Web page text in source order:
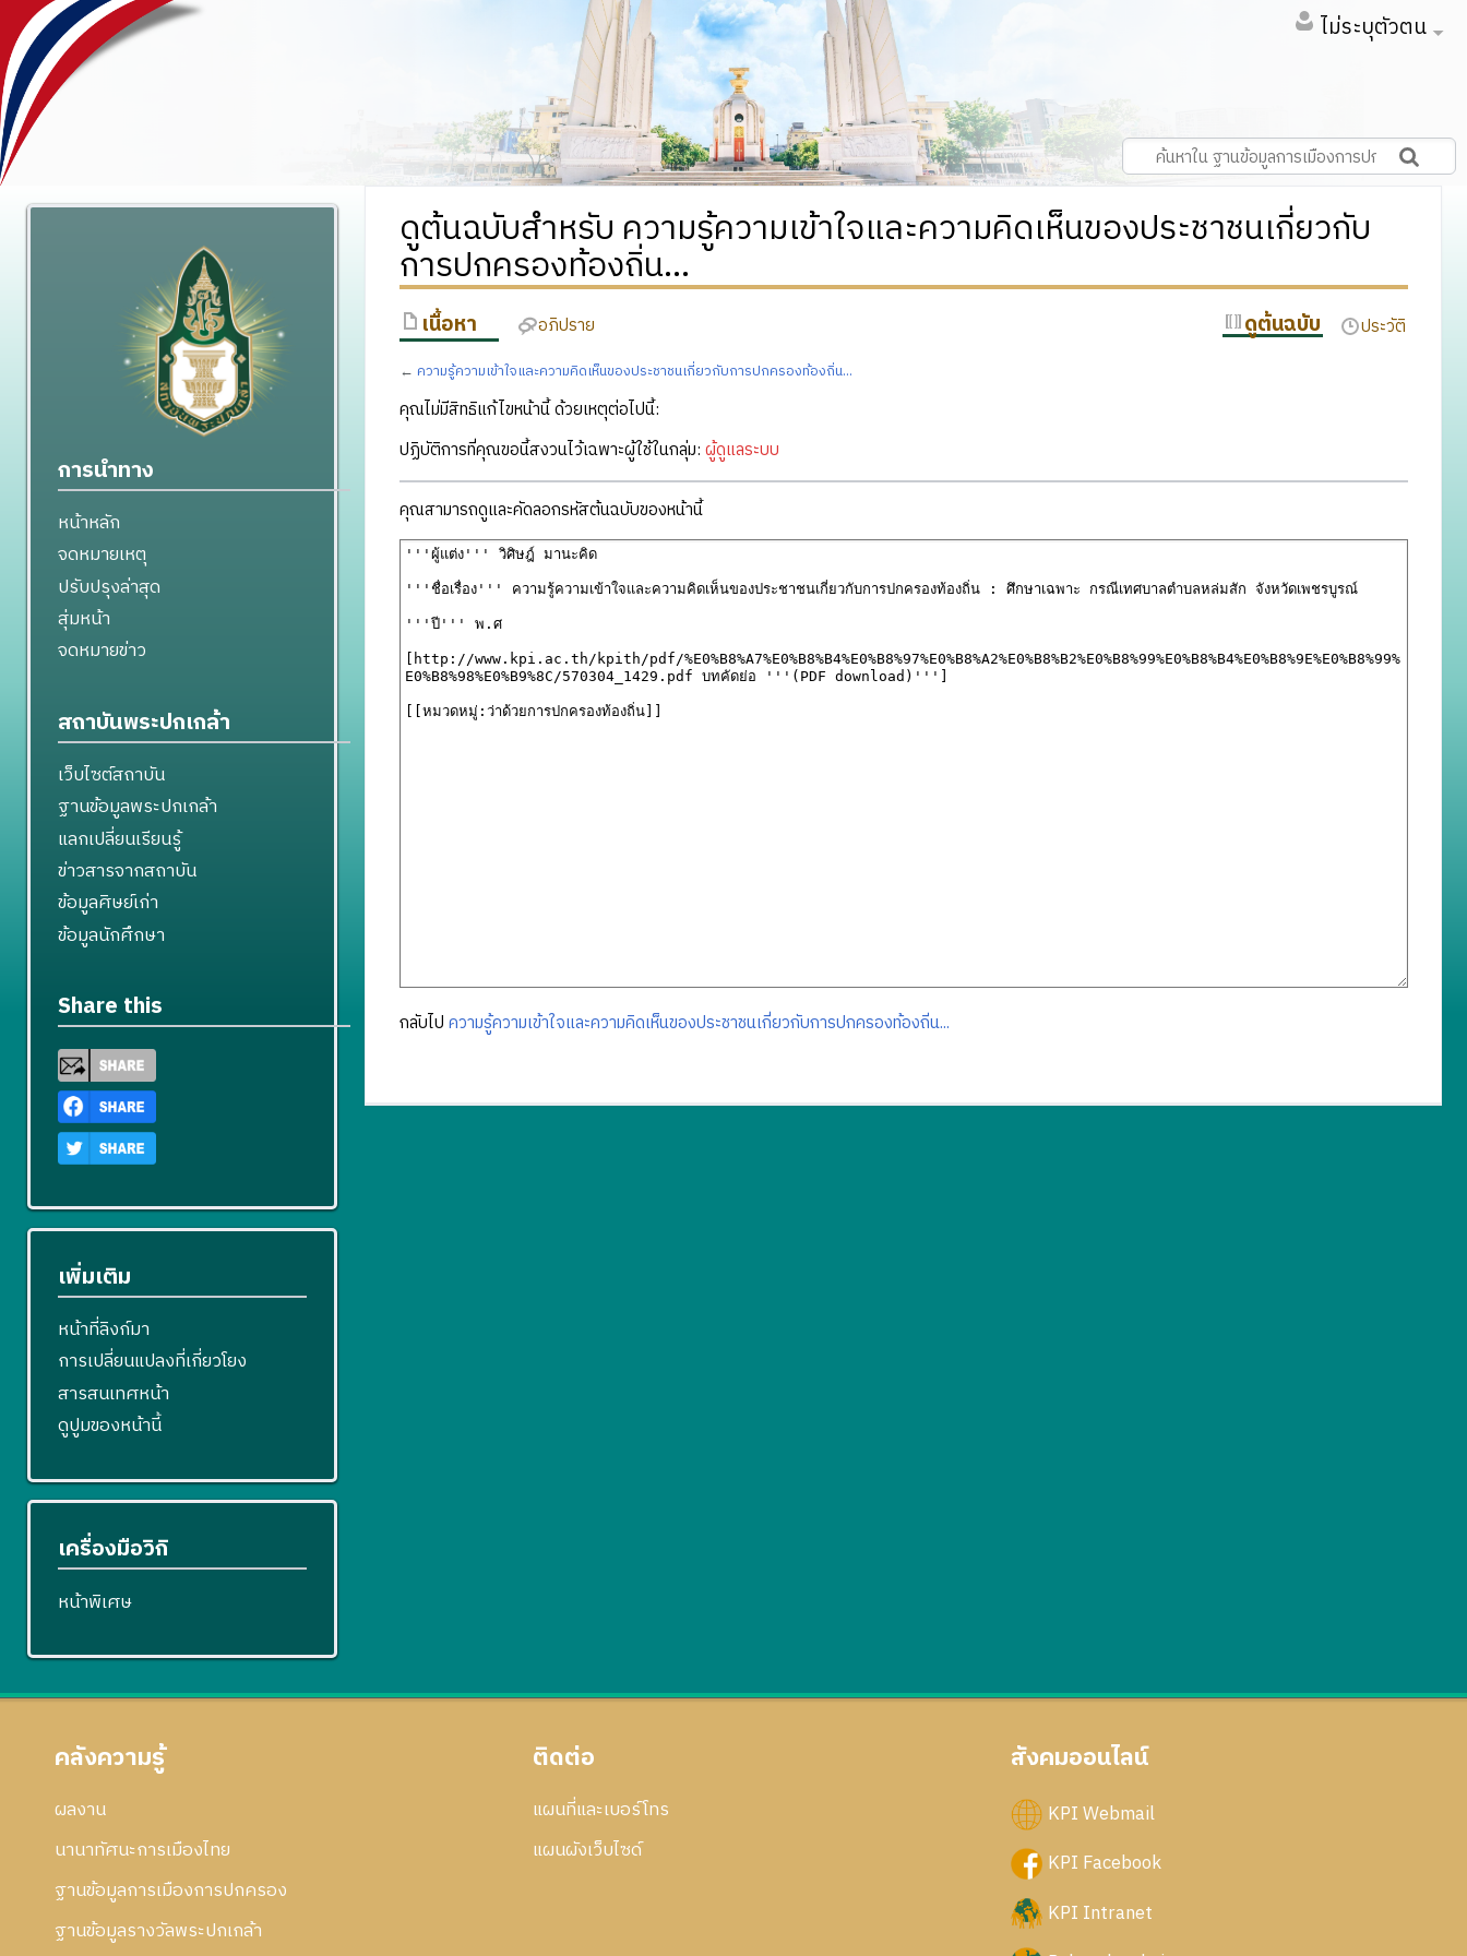
ไม่ระบุตัวตน
ดูต้นฉบับสำหรับ ความรู้ความเข้าใจและความคิดเห็นของประชาชนเกี่ยวกับ
การปกครองท้องถิ่น...
เนื้อหา อภิปราย ดูต้นฉบับ ประวัติ
← ความรู้ความเข้าใจและความคิดเห็นของประชาชนเกี่ยวกับการปกครองท้องถิ่น...
คุณไม่มีสิทธิแก้ไขหน้านี้ ด้วยเหตุต่อไปนี้:
ปฏิบัติการที่คุณขอนี้สงวนไว้เฉพาะผู้ใช้ในกลุ่ม: ผู้ดูแลระบบ
คุณสามารถดูและคัดลอกรหัสต้นฉบับของหน้านี้
กลับไป ความรู้ความเข้าใจและความคิดเห็นของประชาชนเกี่ยวกับการปกครองท้องถิ่น...
การนำทาง
หน้าหลัก
จดหมายเหตุ
ปรับปรุงล่าสุด
สุ่มหน้า
จดหมายข่าว
สถาบันพระปกเกล้า
เว็บไซต์สถาบัน
ฐานข้อมูลพระปกเกล้า
แลกเปลี่ยนเรียนรู้
ข่าวสารจากสถาบัน
ข้อมูลศิษย์เก่า
ข้อมูลนักศึกษา
Share this
เพิ่มเติม
หน้าที่ลิงก์มา
การเปลี่ยนแปลงที่เกี่ยวโยง
สารสนเทศหน้า
ดูปูมของหน้านี้
เครื่องมือวิกิ
หน้าพิเศษ
คลังความรู้
ผลงาน
นานาทัศนะการเมืองไทย
ฐานข้อมูลการเมืองการปกครอง
ฐานข้อมูลรางวัลพระปกเกล้า
ติดต่อ
แผนที่และเบอร์โทร
แผนผังเว็บไซด์
สังคมออนไลน์
KPI Webmail
KPI Facebook
KPI Intranet